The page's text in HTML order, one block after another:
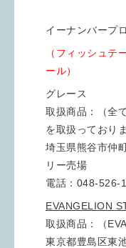
イーナンバープ
（フィッシュテ
ール）
グレース
取扱商品：（全
を取扱っており
埼玉県熊谷市仲
リー売場
電話：048-526-
EVANGELION
取扱商品：（
東京都豊島区東